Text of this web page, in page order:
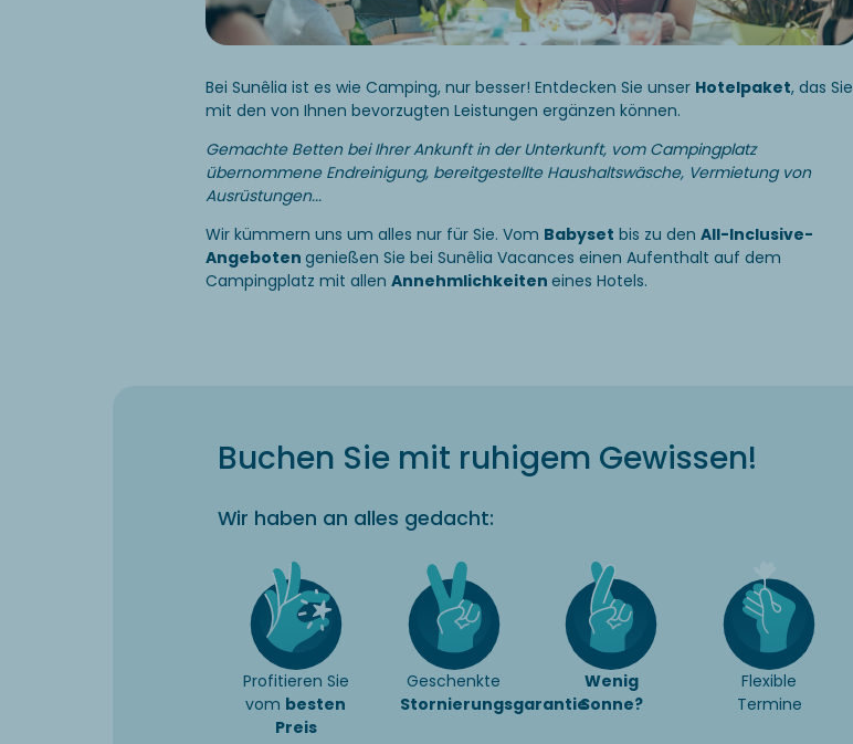
Bei Sunêlia ist es wie Camping, nur besser! Entdecken Sie unser Hotelpaket, das Sie
mit den von Ihnen bevorzugten Leistungen ergänzen können.
Gemachte Betten bei Ihrer Ankunft in der Unterkunft, vom Campingplatz
übernommene Endreinigung, bereitgestellte Haushaltswäsche, Vermietung von
Ausrüstungen...
Wir kümmern uns um alles nur für Sie. Vom Babyset bis zu den All-Inclusive-
Angeboten genießen Sie bei Sunêlia Vacances einen Aufenthalt auf dem
Campingplatz mit allen Annehmlichkeiten eines Hotels.
Buchen Sie mit ruhigem Gewissen!
Wir haben an alles gedacht:
Profitieren Sie
vom besten
Preis
Geschenkte
Stornierungsgarantie
Wenig
Sonne?
Flexible
Termine